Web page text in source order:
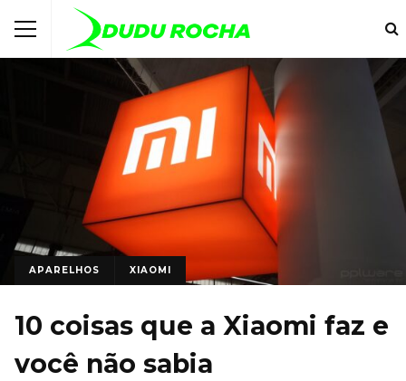
APARELHOS XIAOMI
10 coisas que a Xiaomi faz e
você não sabia